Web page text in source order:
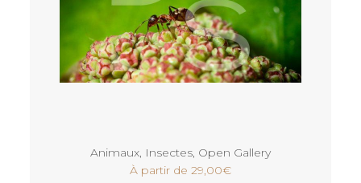
Animaux Insectes Open Gallery
À partir de 29,00€